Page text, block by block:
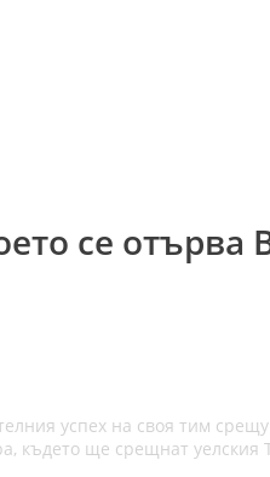
се отърва
успех на своя тим
където ще срещнат уелския